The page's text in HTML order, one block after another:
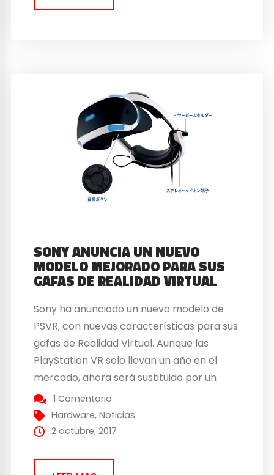
SONY ANUNCIA UN NUEVO
MODELO MEJORADO PARA SUS
GAFAS DE REALIDAD VIRTUAL
Sony ha anunciado un nuevo modelo de
PSVR, con nuevas características para sus
gafas de Realidad Virtual. Aunque las
PlayStation VR solo llevan un año en el
mercado, ahora será sustituido por un
nuevo modelo mejorado. Si nos fijamos en
la imagen, vemos que el diseño se ha
simplificado y mejorado en general, y
1 Comentario
Hardware,Noticias
2 octubre, 2017